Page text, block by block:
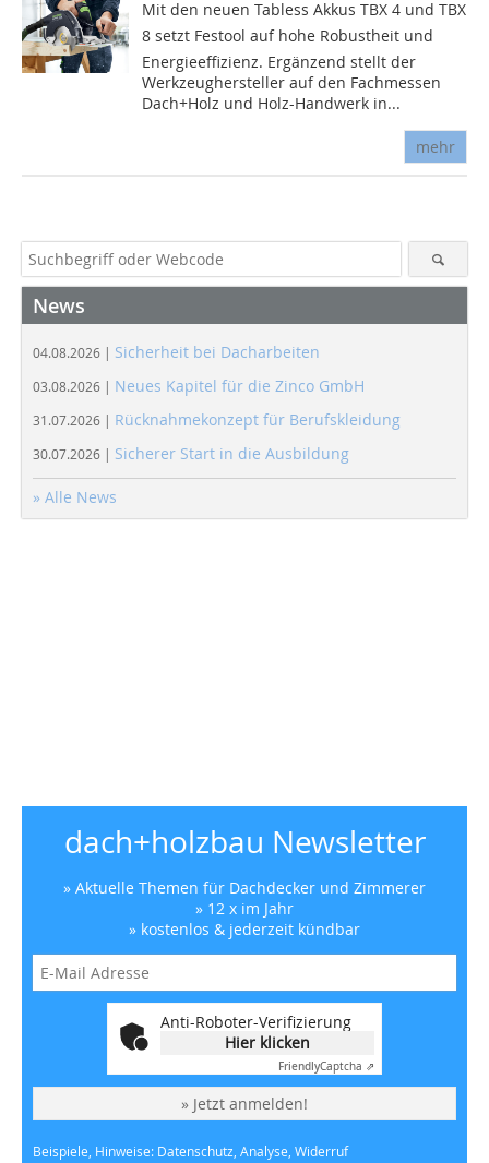
Mit den neuen Tabless Akkus TBX 4 und TBX
8 setzt Festool auf hohe Robustheit und
Energieeffizienz. Ergänzend stellt der
Werkzeughersteller auf den Fachmessen
Dach+Holz und Holz-Handwerk in...
mehr
News
04.08.2026 | Sicherheit bei Dacharbeiten
03.08.2026 | Neues Kapitel für die Zinco GmbH
31.07.2026 | Rücknahmekonzept für Berufskleidung
30.07.2026 | Sicherer Start in die Ausbildung
» Alle News
dach+holzbau Newsletter
» Aktuelle Themen für Dachdecker und Zimmerer
» 12 x im Jahr
» kostenlos & jederzeit kündbar
Anti-Roboter-Verifizierung
Hier klicken
FriendlyCaptcha ⇗
» Jetzt anmelden!
Beispiele, Hinweise: Datenschutz, Analyse, Widerruf